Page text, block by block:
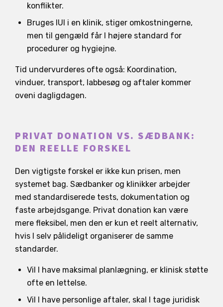
konflikter.
Bruges IUI i en klinik, stiger omkostningerne,
men til gengæld får I højere standard for
procedurer og hygiejne.
Tid undervurderes ofte også: Koordination,
vinduer, transport, labbesøg og aftaler kommer
oveni dagligdagen.
PRIVAT DONATION VS. SÆDBANK:
DEN REELLE FORSKEL
Den vigtigste forskel er ikke kun prisen, men
systemet bag. Sædbanker og klinikker arbejder
med standardiserede tests, dokumentation og
faste arbejdsgange. Privat donation kan være
mere fleksibel, men den er kun et reelt alternativ,
hvis I selv pålideligt organiserer de samme
standarder.
Vil I have maksimal planlægning, er klinisk støtte
ofte en lettelse.
Vil I have personlige aftaler, skal I tage juridisk